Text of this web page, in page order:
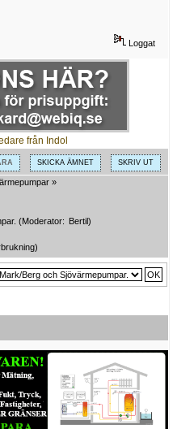
Loggat
SKICKA ÄMNET SKRIV UT
»
(Moderator: Bertil)